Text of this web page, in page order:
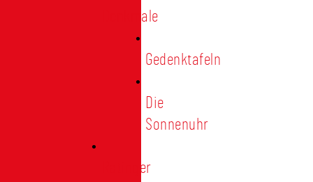
Denkmale
Gedenktafeln
Die
Sonnenuhr
Ratinger